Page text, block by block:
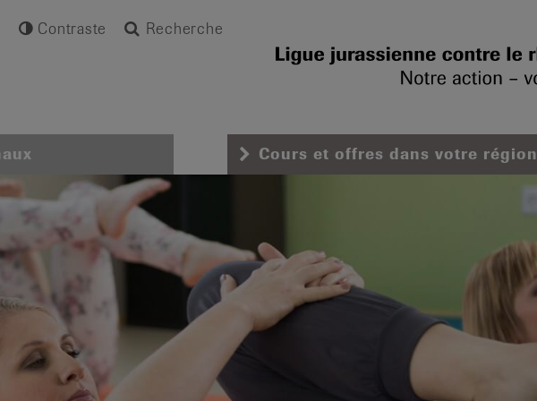
Contraste Recherche
Cours et offres dans votre région